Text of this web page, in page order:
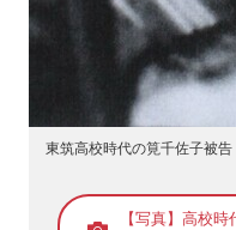
東筑高校時代の筧千佐子被告
【写真】高校